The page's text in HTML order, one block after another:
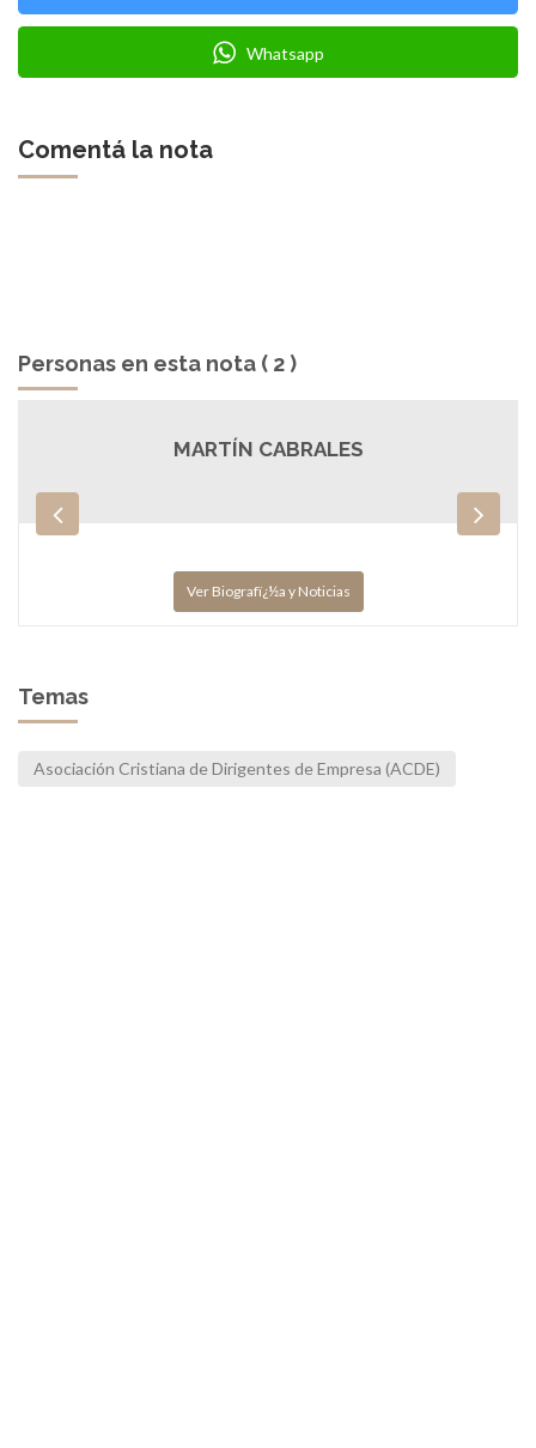
Whatsapp
Comentá la nota
Personas en esta nota ( 2 )
MARTÍN CABRALES
Ver Biografï¿½a y Noticias
Temas
Asociación Cristiana de Dirigentes de Empresa (ACDE)